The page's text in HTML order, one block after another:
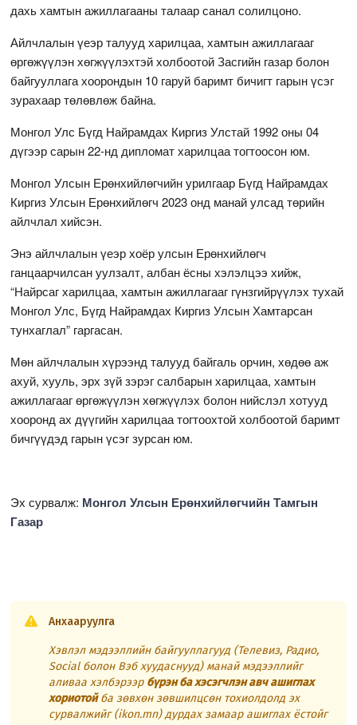
дахь хамтын ажиллагааны талаар санал солилцоно.
Айлчлалын үеэр талууд харилцаа, хамтын ажиллагааг
өргөжүүлэн хөгжүүлэхтэй холбоотой Засгийн газар болон
байгууллага хоорондын 10 гаруй баримт бичигт гарын үсэг
зурахаар төлөвлөж байна.
Монгол Улс Бүгд Найрамдах Киргиз Улстай 1992 оны 04
дүгээр сарын 22-нд дипломат харилцаа тогтоосон юм.
Монгол Улсын Ерөнхийлөгчийн урилгаар Бүгд Найрамдах
Киргиз Улсын Ерөнхийлөгч 2023 онд манай улсад төрийн
айлчлал хийсэн.
Энэ айлчлалын үеэр хоёр улсын Ерөнхийлөгч
ганцаарчилсан уулзалт, албан ёсны хэлэлцээ хийж,
“Найрсаг харилцаа, хамтын ажиллагааг гүнзгийрүүлэх тухай
Монгол Улс, Бүгд Найрамдах Киргиз Улсын Хамтарсан
тунхаглал” гаргасан.
Мөн айлчлалын хүрээнд талууд байгаль орчин, хөдөө аж
ахуй, хууль, эрх зүй зэрэг салбарын харилцаа, хамтын
ажиллагааг өргөжүүлэн хөгжүүлэх болон нийслэл хотууд
хооронд ах дүүгийн харилцаа тогтоохтой холбоотой баримт
бичгүүдэд гарын үсэг зурсан юм.
Эх сурвалж: Монгол Улсын Ерөнхийлөгчийн Тамгын
Газар
Анхааруулга
Хэвлэл мэдээллийн байгууллагууд (Телевиз, Радио,
Social болон Вэб хуудаснууд) манай мэдээллийг
аливаа хэлбэрээр бүрэн ба хэсэгчлэн авч ашиглах
хориотойба зөвхөн зөвшилцсөн тохиолдолд эх
сурвалжийг (ikon.mn) дурдах замаар ашиглах ёстойг